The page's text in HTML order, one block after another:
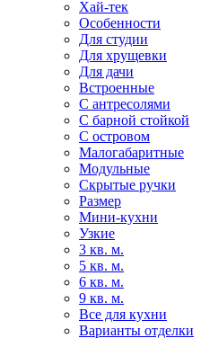
Хай-тек
Особенности
Для студии
Для хрущевки
Для дачи
Встроенные
С антресолями
С барной стойкой
С островом
Малогабаритные
Модульные
Скрытые ручки
Размер
Мини-кухни
Узкие
3 кв. м.
5 кв. м.
6 кв. м.
9 кв. м.
Все для кухни
Варианты отделки